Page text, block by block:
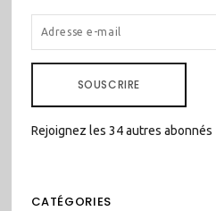
ADRESSE
E-
SOUSCRIRE
Rejoignez les 34 autres abonnés
CATÉGORIES